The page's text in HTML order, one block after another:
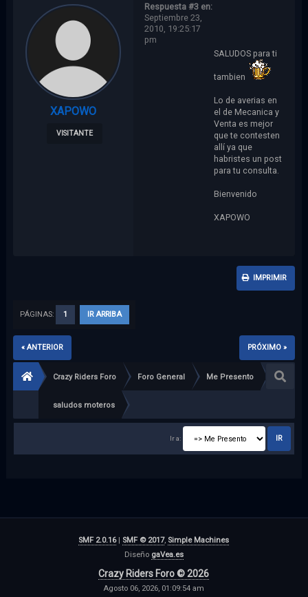
XAPOWO
VISITANTE
Respuesta #3 en:
Septiembre 23,
2010, 19:25:17
pm
SALUDOS para ti
tambien
Lo de averias en
el de Mecanica y
Venta es mejor
que te contesten
allí ya que
habristes un post
para tu consulta.
Bienvenido
XAPOWO
IMPRIMIR
PÁGINAS: 1 IR ARRIBA
« ANTERIOR PRÓXIMO »
Crazy Riders Foro Foro General Me Presento
saludos moteros
Ir a:
SMF 2.0.16| SMF © 2017, Simple Machines
Diseño gaVea.es
Crazy Riders Foro © 2026
Agosto 06, 2026, 01:09:54 am